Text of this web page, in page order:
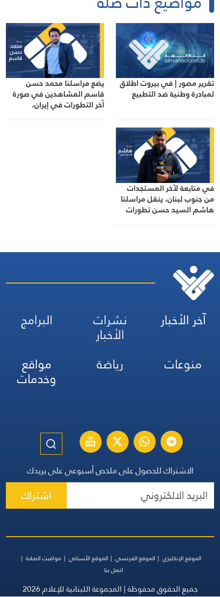
تقرير مصور | في بيروت اطلاق
لمبادرة وطنية ضد التطبيع
يضع مراسلنا محمد حسن
قاسم المشاهدين في صورة
آخر التطورات في إيران،
في متابعة لآخر المستجدات
من جنوب لبنان، ينقل مراسلنا
هاشم السيد حسن تطورات
آخر الأخبار نشرات
الأخبار
البرامج
منوعات
رياضة مواقع
وخدمات
الاشتراك للحصول على ملخص أسبوعي على بريدك
اشتراك
الموقع الإنكليزي الموقع الفرنسي الموقع الأسباني
مواقيت الصلاة
اتصل بنا
جميع الحقوق محفوظة | المجموعة اللبنانية للإعلام 2026